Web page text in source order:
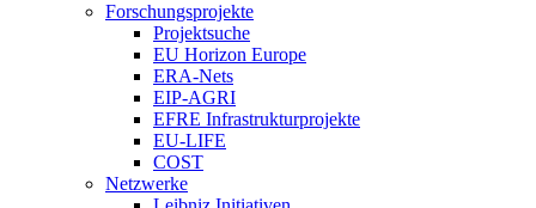
Forschungsprojekte
Projektsuche
EU Horizon Europe
ERA-Nets
EIP-AGRI
EFRE Infrastrukturprojekte
EU-LIFE
COST
Netzwerke